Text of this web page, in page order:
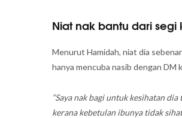
Niat nak bantu dari segi
Menurut Hamidah, niat dia
hanya mencuba nasib dengan DM
“Saya nak bagi untuk kesihatan
kerana kebetulan ibunya tidak